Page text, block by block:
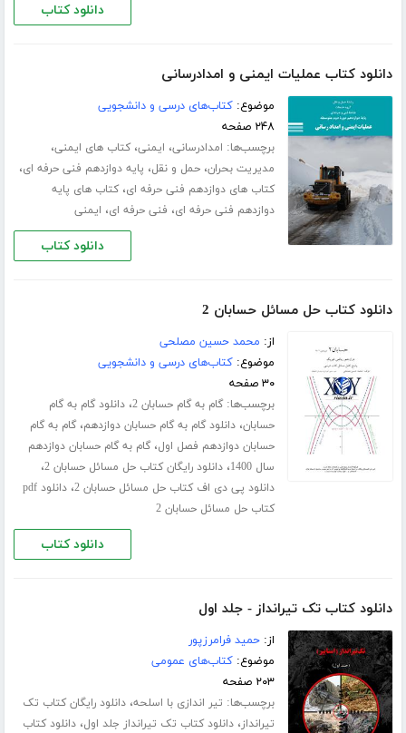
دانلود کتاب
دانلود کتاب عملیات ایمنی و امدادرسانی
موضوع:کتاب‌های درسی و دانشجویی
۲۴۸ صفحه
برچسب‌ها: امدادرسانی، ایمنی،کتاب های ایمنی،
مدیریت بحران،حمل و نقل، پایه دوازدهم فنی حرفه ای،
کتاب های دوازدهم فنی حرفه ای،کتاب های پایه
دوازدهم فنی حرفه ای، فنی حرفه ای، ایمنی
دانلود کتاب
دانلود کتاب حل مسائل حسابان 2
از: محمد حسین مصلحی
موضوع:کتاب‌های درسی و دانشجویی
۳۰ صفحه
برچسب‌ها:گام به گام حسابان 2 ،دانلود گام به گام
حسابان،دانلود گام به گام حسابان دوازدهم،گام به گام
حسابان دوازدهم فصل اول،گام به گام حسابان دوازدهم
سال 1400
،دانلود رایگان کتاب حل مسائل حسابان 2 ،
دانلود پی دی اف کتاب حل مسائل حسابان 2 ،
دانلود pdf
کتاب حل مسائل حسابان 2
دانلود کتاب
دانلود کتاب تک تیرانداز - جلد اول
از:حمید فرامرزپور
موضوع:کتاب‌های عمومی
۲۰۳ صفحه
برچسب‌ها: تیر اندازی با اسلحه،دانلود رایگان کتاب تک
تیرانداز،دانلود کتاب تک تیرانداز جلد اول،دانلود کتاب